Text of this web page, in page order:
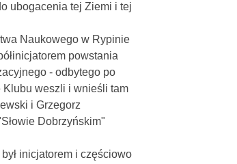
ubogacenia tej Ziemi i tej
Naukowego w Rypinie
powstania
- odbytego po
weszli i wnieśli tam
i Grzegorz
Dobrzyńskim"
inicjatorem i częściowo